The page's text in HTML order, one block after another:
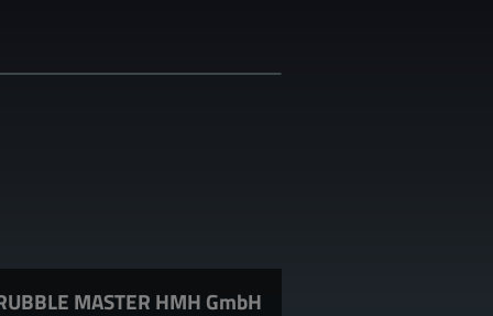
MASTER HMH GmbH